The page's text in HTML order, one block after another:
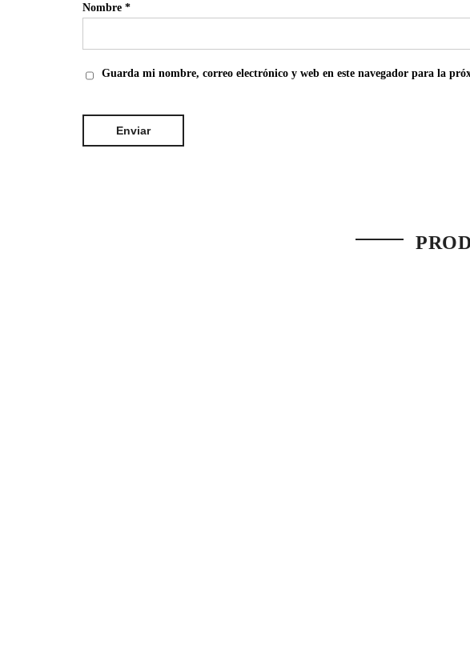
Nombre *
Guarda mi nombre, correo electrónico y web en este navegador para la